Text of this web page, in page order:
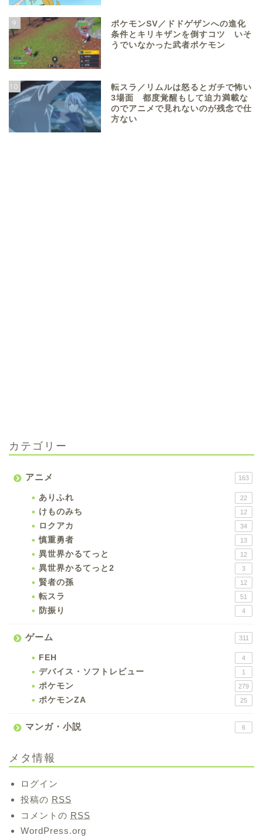
9
ポケモンSV／ドドゲザンへの進化
条件とキリキザンを倒すコツ いそ
うでいなかった武者ポケモン
10
転スラ／リムルは怒るとガチで怖い
3場面 都度覚醒もして迫力満載な
のでアニメで見れないのが残念で仕
方ない
カテゴリー
アニメ 163
ありふれ 22
けものみち 12
ロクアカ 34
慎重勇者 13
異世界かるてっと 12
異世界かるてっと2 3
賢者の孫 12
転スラ 51
防振り 4
ゲーム 311
FEH 4
デバイス・ソフトレビュー 1
ポケモン 279
ポケモンZA 25
マンガ・小説 6
メタ情報
ログイン
投稿の RSS
コメントの RSS
WordPress.org